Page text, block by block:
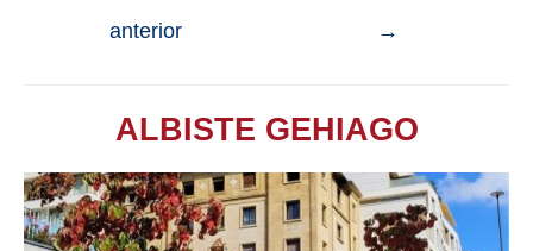
anterior
→
ALBISTE GEHIAGO